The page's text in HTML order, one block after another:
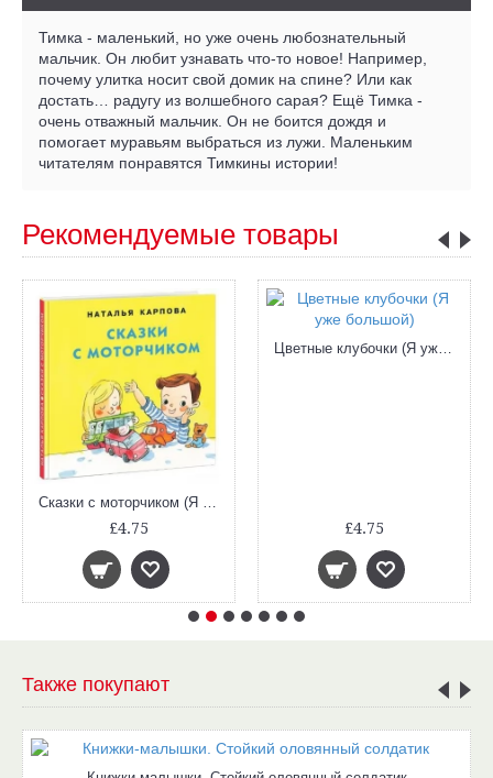
Тимка - маленький, но уже очень любознательный
мальчик. Он любит узнавать что-то новое! Например,
почему улитка носит свой домик на спине? Или как
достать… радугу из волшебного сарая? Ещё Тимка -
очень отважный мальчик. Он не боится дождя и
помогает муравьям выбраться из лужи. Маленьким
читателям понравятся Тимкины истории!
Рекомендуемые товары
£4.75 £4.75
Также покупают